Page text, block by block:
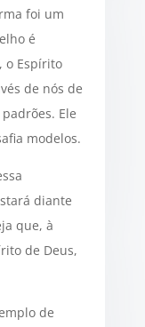
foi um
é
o Espírito
de nós de
Ele
modelos.
diante
que, à
de Deus,
de